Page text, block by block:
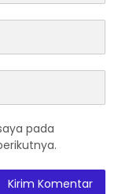
pada